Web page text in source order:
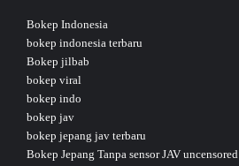
Bokep Indonesia
bokep indonesia terbaru
Bokep jilbab
bokep viral
bokep indo
bokep jav
bokep jepang jav terbaru
Bokep Jepang Tanpa sensor JAV uncensored